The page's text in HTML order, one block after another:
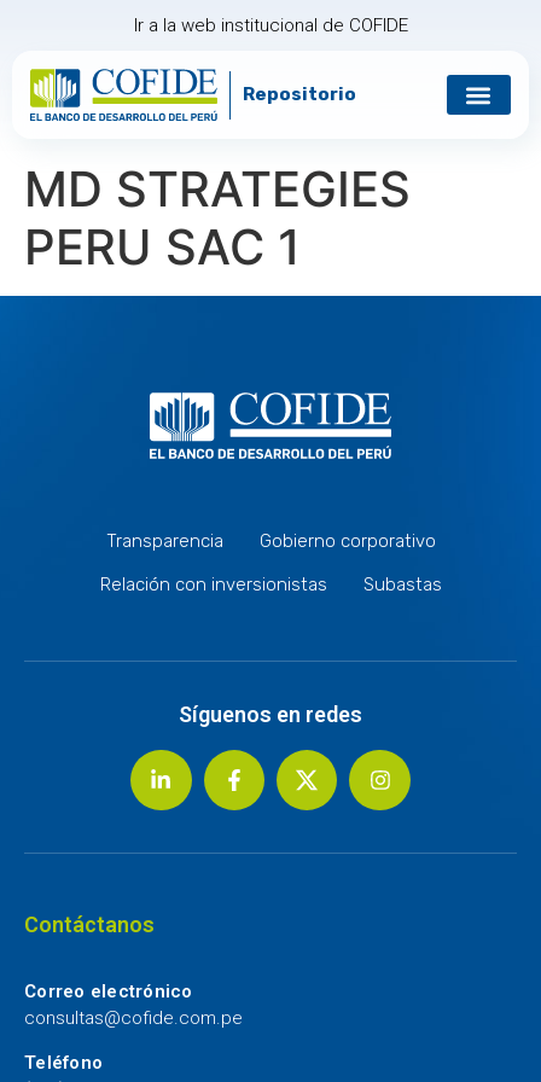
Ir a la web institucional de COFIDE
Repositorio
MD STRATEGIES
PERU SAC 1
Transparencia
Gobierno corporativo
Relación con inversionistas
Subastas
Síguenos en redes
Contáctanos
Correo electrónico
consultas@cofide.com.pe
Teléfono